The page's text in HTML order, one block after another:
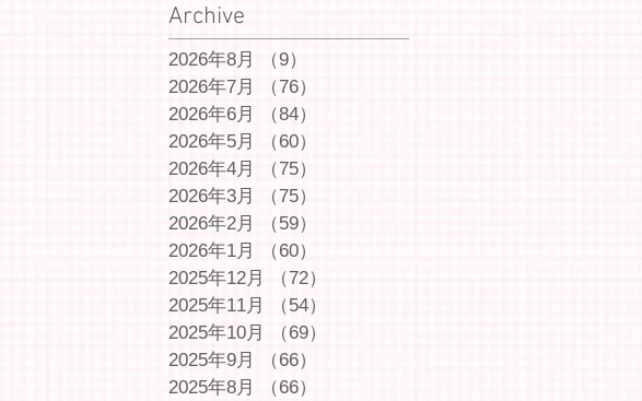
Archive
2026年8月 （9）
2026年7月
（76）
2026年6月
（84）
2026年5月
（60）
2026年4月
（75）
2026年3月
（75）
2026年2月
（59）
2026年1月
（60）
2025年12月
（72）
2025年11月
（54）
2025年10月
（69）
2025年9月
（66）
2025年8月
（66）